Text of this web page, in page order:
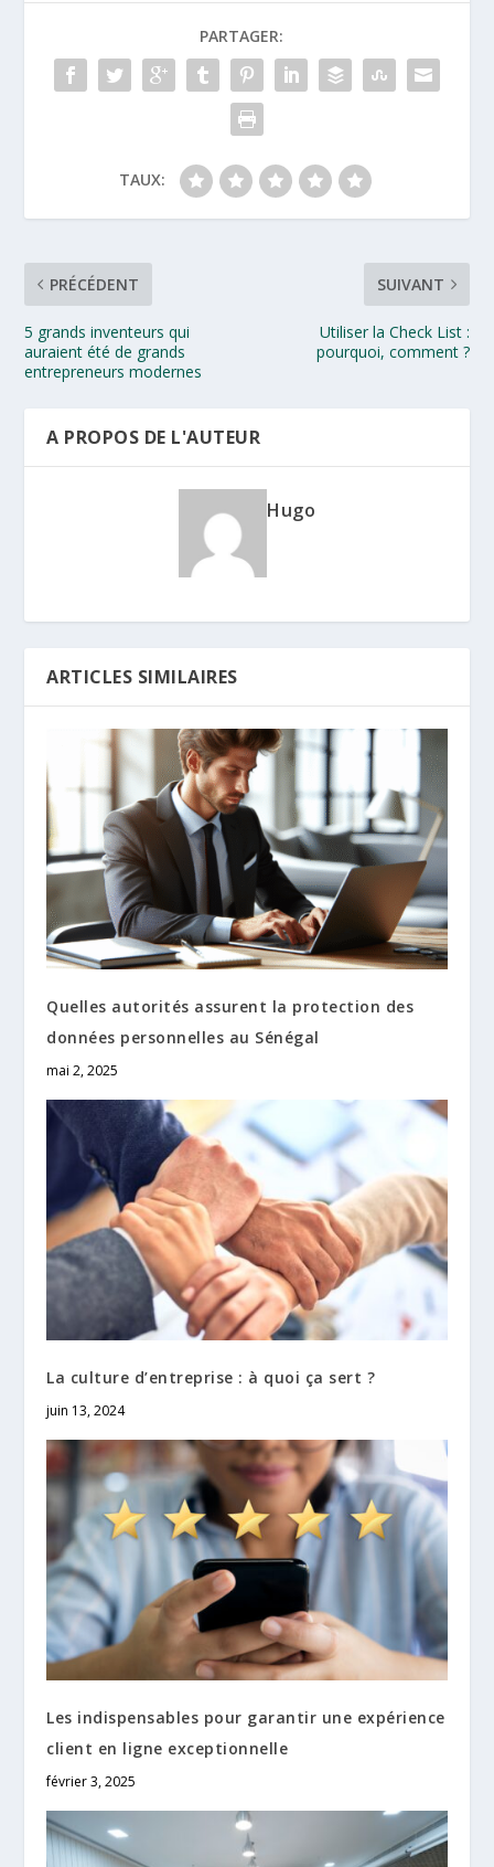
PARTAGER:
TAUX:
PRÉCÉDENT
5 grands inventeurs qui
auraient été de grands
entrepreneurs modernes
SUIVANT
Utiliser la Check List :
pourquoi, comment ?
A PROPOS DE L'AUTEUR
Hugo
ARTICLES SIMILAIRES
Quelles autorités assurent la protection des
données personnelles au Sénégal
mai 2, 2025
La culture d’entreprise : à quoi ça sert ?
juin 13, 2024
Les indispensables pour garantir une expérience
client en ligne exceptionnelle
février 3, 2025